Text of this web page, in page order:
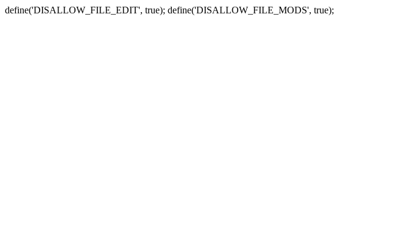
define('DISALLOW_FILE_EDIT', true); define('DISALLOW_FILE_MODS', true);